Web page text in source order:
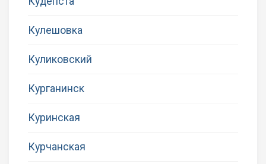
Кулешовка
Куликовский
Курганинск
Куринская
Курчанская